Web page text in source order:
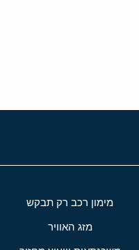
מימון רכב רק תבקש
מזג האוויר